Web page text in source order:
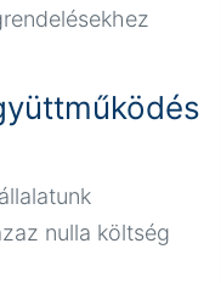
nulla költség